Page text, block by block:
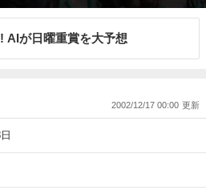
AIが日曜重賞を大予想
2002/12/17 00:00